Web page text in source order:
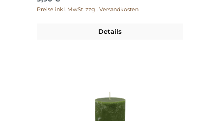
Preise inkl. MwSt. zzgl. Versandkosten
Details